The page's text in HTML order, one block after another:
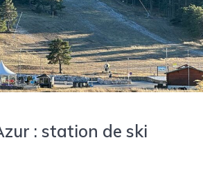
: station de ski